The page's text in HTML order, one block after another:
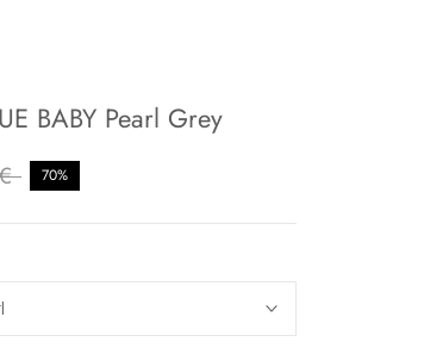
BABY Pearl Grey
70%